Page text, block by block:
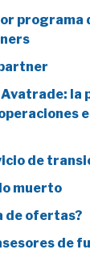
programa
Avatrade: la
de
muerto
de ofertas?
de